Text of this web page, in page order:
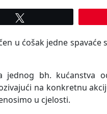
u ćošak jedne
jednog bh. kućanstva
na konkretnu
u cjelosti.